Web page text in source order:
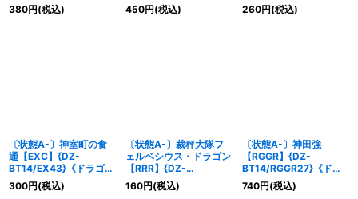
BT14/FR45}《リリカル
モナステリオ》
380円(税込)
エンパイア》
450円(税込)
BT14/045}《リリカル
モナステリオ》
260円(税込)
〔状態A-〕神室町の食
通【EXC】{DZ-
BT14/EX43}《ドラゴン
エンパイア》
300円(税込)
〔状態A-〕裁秤大隊フ
ェルベシウス・ドラゴン
【RRR】{DZ-
BT14/012}《ブラントゲ
ート》
160円(税込)
〔状態A-〕神田強
【RGGR】{DZ-
BT14/RGGR27}《ドラ
ゴンエンパイア》
740円(税込)